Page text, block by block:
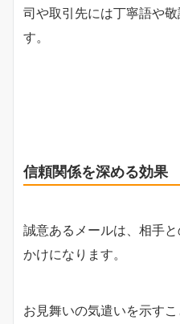
司や取引先には丁寧語や
す。
信頼関係を深める効果
誠意あるメールは、相手
かけになります。
お見舞いの気遣いを示す